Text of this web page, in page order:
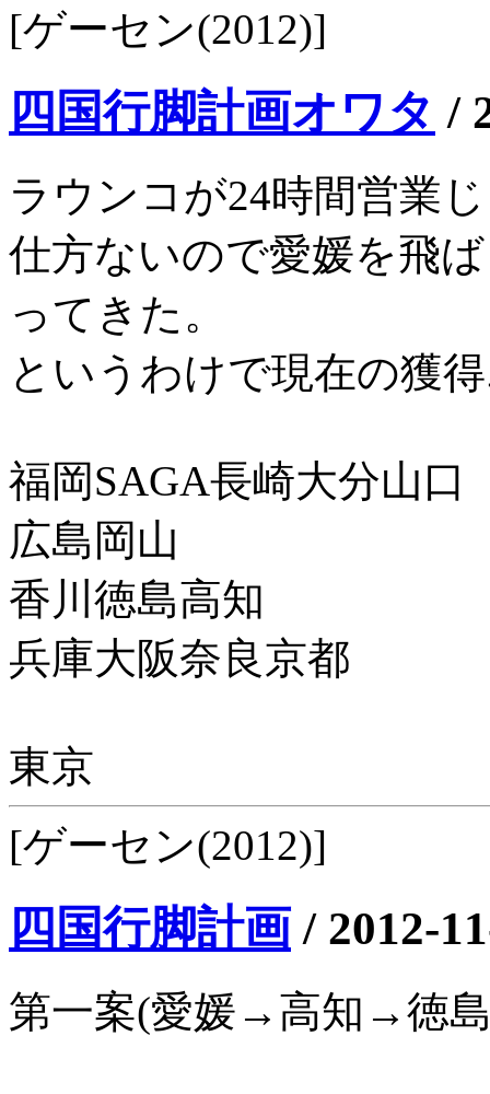
[ゲーセン(2012)]
四国行脚計画オワタ /
ラウンコが24時間営業
仕方ないので愛媛を飛
ってきた。
というわけで現在の獲
福岡SAGA長崎大分山口
広島岡山
香川徳島高知
兵庫大阪奈良京都
東京
[ゲーセン(2012)]
四国行脚計画 / 2012-
第一案(愛媛→高知→徳